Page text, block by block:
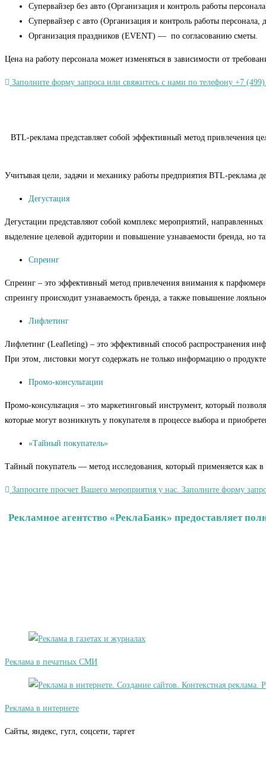
Супервайзер без авто (Организация и контроль работы
Супервайзер с авто (Организация и контроль работы
Организация праздников (EVENT) — по согласованию сметы.
Цена на работу персонала может изменяться в зависимости от
Заполните форму запроса или свяжитесь с нами по телефону +7
BTL-реклама представляет собой эффективный метод привлечения
Учитывая цели, задачи и механику работы предприятия BTL-реклама
Дегустация
Дегустации представляют собой комплекс мероприятий,
выделение целевой аудитории и повышение узнаваемости бренда, но
Спреинг
Спреинг – это эффективный метод привлечения внимания к
спреингу происходит узнаваемость бренда, а также повышение
Лифлетинг
Лифлетинг (Leafleting) – это эффективный способ распространения
При этом, листовки могут содержать не только информацию о
Промо-консультации
Промо-консультация – это маркетинговый инструмент, который
которые могут возникнуть у покупателя в процессе выбора и
«Тайный покупатель»
Тайный покупатель — метод исследования, который применяется как
Запросите просчет Вашего мероприятия у нас. Заполните форму
Рекламное агентство «РеклаБанк» предоставляет
Реклама в печатных СМИ
Реклама в интернете
Сайты, яндекс, гугл, соцсети, таргет